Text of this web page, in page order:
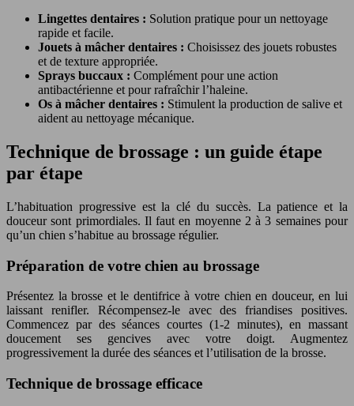
Lingettes dentaires : Solution pratique pour un nettoyage
rapide et facile.
Jouets à mâcher dentaires : Choisissez des jouets robustes
et de texture appropriée.
Sprays buccaux : Complément pour une action
antibactérienne et pour rafraîchir l’haleine.
Os à mâcher dentaires : Stimulent la production de salive et
aident au nettoyage mécanique.
Technique de brossage : un guide étape
par étape
L’habituation progressive est la clé du succès. La patience et la
douceur sont primordiales. Il faut en moyenne 2 à 3 semaines pour
qu’un chien s’habitue au brossage régulier.
Préparation de votre chien au brossage
Présentez la brosse et le dentifrice à votre chien en douceur, en lui
laissant renifler. Récompensez-le avec des friandises positives.
Commencez par des séances courtes (1-2 minutes), en massant
doucement ses gencives avec votre doigt. Augmentez
progressivement la durée des séances et l’utilisation de la brosse.
Technique de brossage efficace